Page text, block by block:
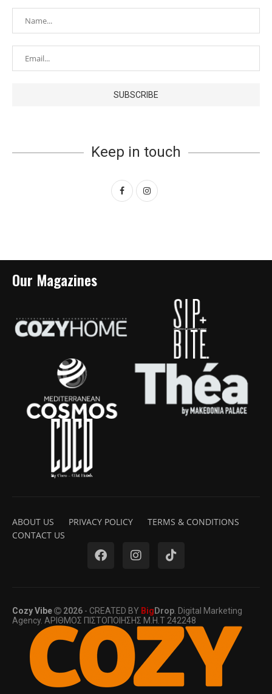
Keep in touch
Our Magazines
ABOUT US PRIVACY POLICY
TERMS & CONDITIONS
CONTACT US
Cozy Vibe 2026 - CREATED BY Big Drop . Digital Marketing
Agency. ΑΡΙΘΜΟΣ ΠΙΣΤΟΠΟΙΗΣΗΣ Μ.Η.Τ 242248